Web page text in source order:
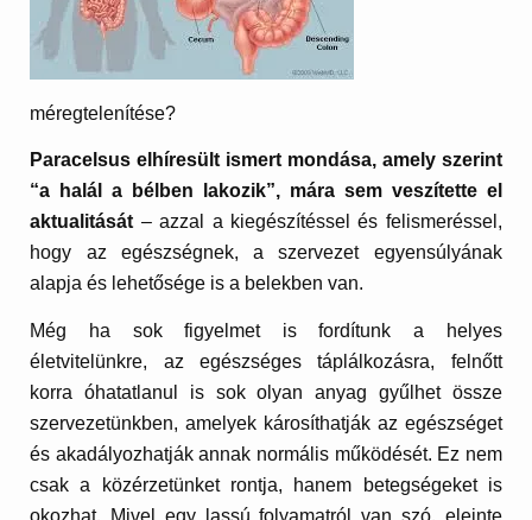
méregtelenítése?
Paracelsus elhíresült ismert mondása, amely szerint
“a halál a bélben lakozik”, mára sem veszítette el
aktualitását – azzal a kiegészítéssel és felismeréssel,
hogy az egészségnek, a szervezet egyensúlyának
alapja és lehetősége is a belekben van.
Még ha sok figyelmet is fordítunk a helyes
életvitelünkre, az egészséges táplálkozásra, felnőtt
korra óhatatlanul is sok olyan anyag gyűlhet össze
szervezetünkben, amelyek károsíthatják az egészséget
és akadályozhatják annak normális működését. Ez nem
csak a közérzetünket rontja, hanem betegségeket is
okozhat. Mivel egy lassú folyamatról van szó, eleinte